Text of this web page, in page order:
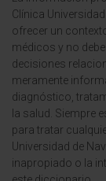
Clínica
ofrecer un
médicos y no
decisiones
meramente
diagnóstico,
la salud. Siempre
para tratar
Universidad de
inapropiado o la